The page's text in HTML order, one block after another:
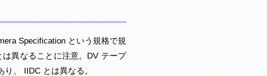
Specification という規格で規
異なることに注意。DV テープ
、 IIDC とは異なる。